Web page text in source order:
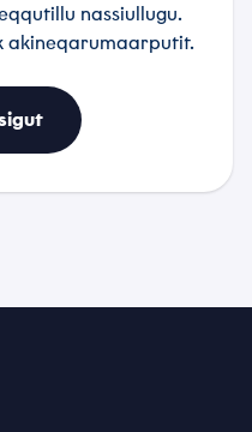
nassiullugu.
akineqarumaarputit.